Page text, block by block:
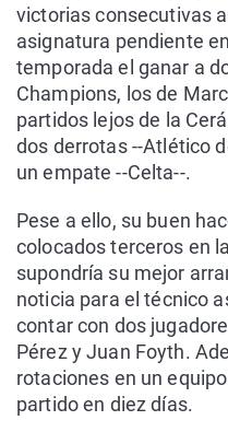
victorias consecutivas
asignatura pendiente
temporada el ganar a
Champions, los de
partidos lejos de la
dos derrotas --Atlético
un empate --Celta--.
Pese a ello, su buen
colocados terceros en
supondría su mejor
noticia para el técnico
contar con dos
Pérez y Juan Foyth.
rotaciones en un
partido en diez días.